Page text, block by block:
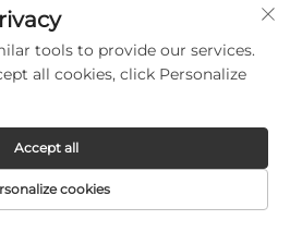
на процеса. Тази
на „тънко“ (lean)
за непрекъснато
и оптимизация на
на данни, които непрекъснато
качеството и
целия жизнен цикъл на
tools to provide our services.
all cookies, click Personalize
cookies
Accept all